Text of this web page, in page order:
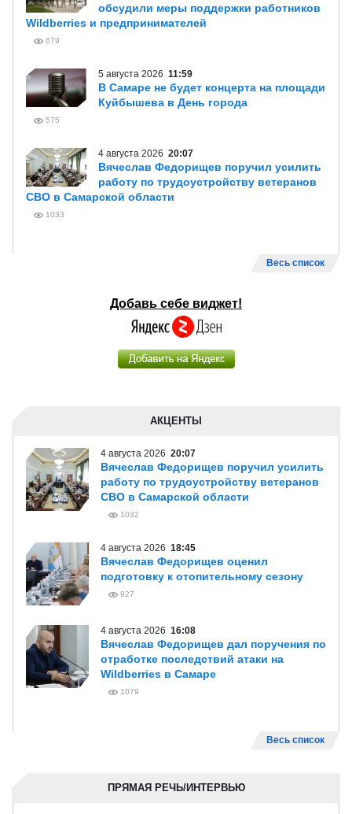
обсудили меры поддержки работников
Wildberries и предпринимателей
679
5 августа 2026 11:59
В Самаре не будет концерта на площади
Куйбышева в День города
575
4 августа 2026 20:07
Вячеслав Федорищев поручил усилить
работу по трудоустройству ветеранов
СВО в Самарской области
1033
Весь список
Добавь себе виджет!
АКЦЕНТЫ
4 августа 2026 20:07
Вячеслав Федорищев поручил усилить
работу по трудоустройству ветеранов
СВО в Самарской области
1032
4 августа 2026 18:45
Вячеслав Федорищев оценил
подготовку к отопительному сезону
927
4 августа 2026 16:08
Вячеслав Федорищев дал поручения по
отработке последствий атаки на
Wildberries в Самаре
1079
Весь список
ПРЯМАЯ РЕЧЬ/ИНТЕРВЬЮ